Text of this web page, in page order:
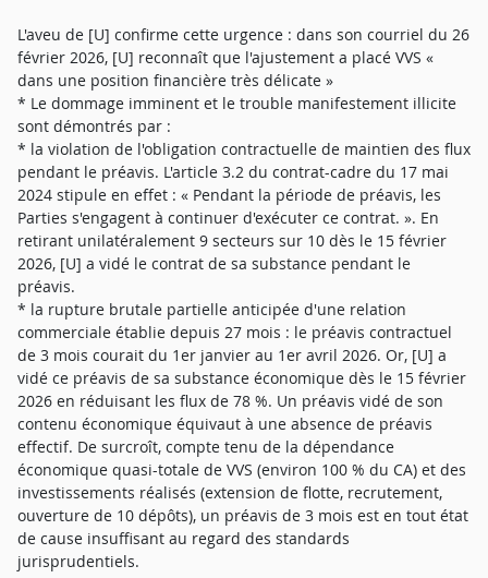
L'aveu de [U] confirme cette urgence : dans son courriel du 26
février 2026, [U] reconnaît que l'ajustement a placé VVS «
dans une position financière très délicate »
* Le dommage imminent et le trouble manifestement illicite
sont démontrés par :
* la violation de l'obligation contractuelle de maintien des flux
pendant le préavis. L'article 3.2 du contrat-cadre du 17 mai
2024 stipule en effet : « Pendant la période de préavis, les
Parties s'engagent à continuer d'exécuter ce contrat. ». En
retirant unilatéralement 9 secteurs sur 10 dès le 15 février
2026, [U] a vidé le contrat de sa substance pendant le
préavis.
* la rupture brutale partielle anticipée d'une relation
commerciale établie depuis 27 mois : le préavis contractuel
de 3 mois courait du 1er janvier au 1er avril 2026. Or, [U] a
vidé ce préavis de sa substance économique dès le 15 février
2026 en réduisant les flux de 78 %. Un préavis vidé de son
contenu économique équivaut à une absence de préavis
effectif. De surcroît, compte tenu de la dépendance
économique quasi-totale de VVS (environ 100 % du CA) et des
investissements réalisés (extension de flotte, recrutement,
ouverture de 10 dépôts), un préavis de 3 mois est en tout état
de cause insuffisant au regard des standards
jurisprudentiels.